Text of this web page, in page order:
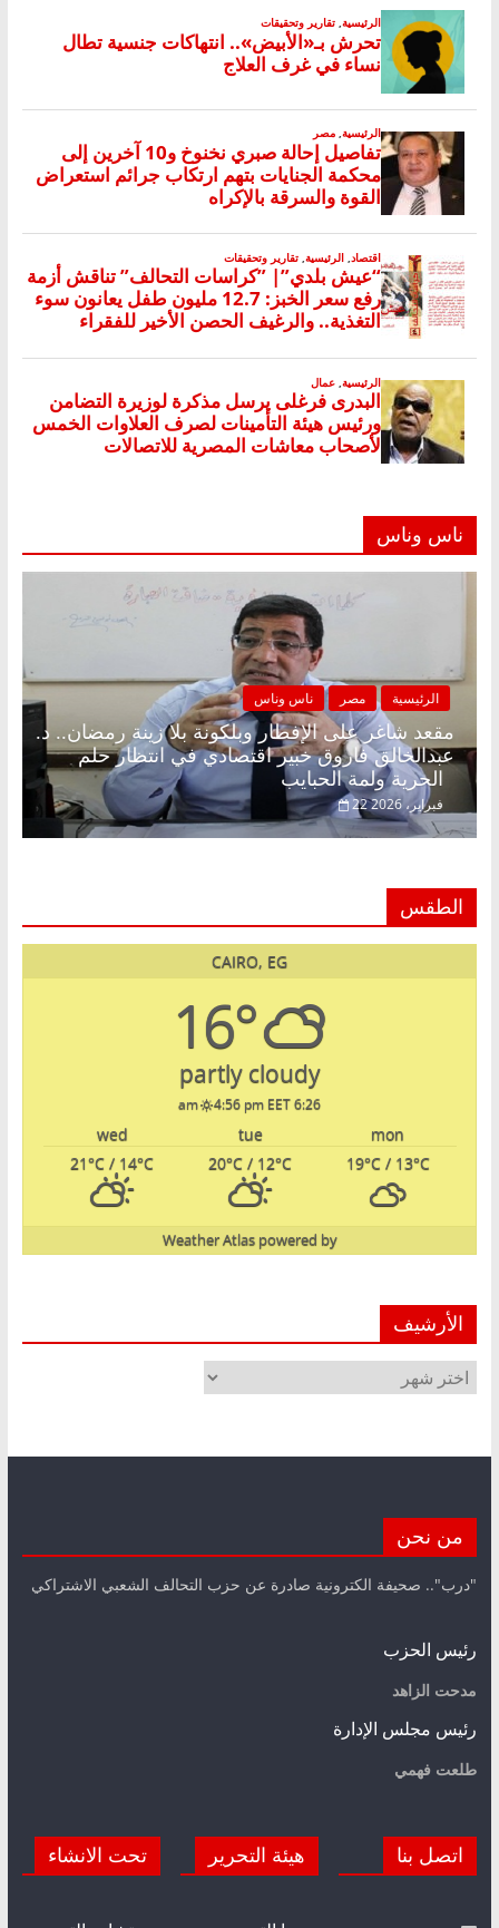
ناس وناس
الرئيسية مصر ناس وناس
مقعد شاغر على الإفطار وبلكونة بلا زينة رمضان.. د.
عبدالخالق فاروق خبير اقتصادي في انتظار حلم
22 فبراير، 2026
الطقس
CAIRO, EG
16°
partly cloudy
6:26 am
4:56 pm EET
mon
tue
wed
19°C/ 13°C
20°C / 12°C
21°C / 14°C
powered by
Weather Atlas
الأرشيف
الأرشيف
من نحن
"درب".. صحيفة الكترونية صادرة عن حزب التحالف الشعبي الاشتراكي
رئيس الحزب
مدحت الزاهد
رئيس مجلس الإدارة
طلعت فهمي
اتصل بنا هيئة التحرير تحت الانشاء